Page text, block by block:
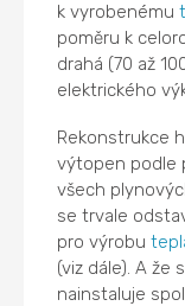
k vyrobenému
poměru k
drahá (70 až
elektrického
Rekonstrukce
výtopen podle
všech
se trvale
pro výrobu
(viz dále). A že
nainstaluje